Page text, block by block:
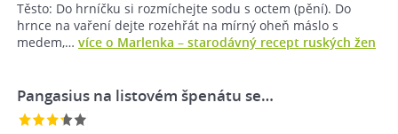
Těsto: Do hrníčku si rozmíchejte sodu s octem (pění). Do
hrnce na vaření dejte rozehřát na mírný oheň máslo s
medem,… více o Marlenka – starodávný recept ruských žen
Pangasius na listovém špenátu se…